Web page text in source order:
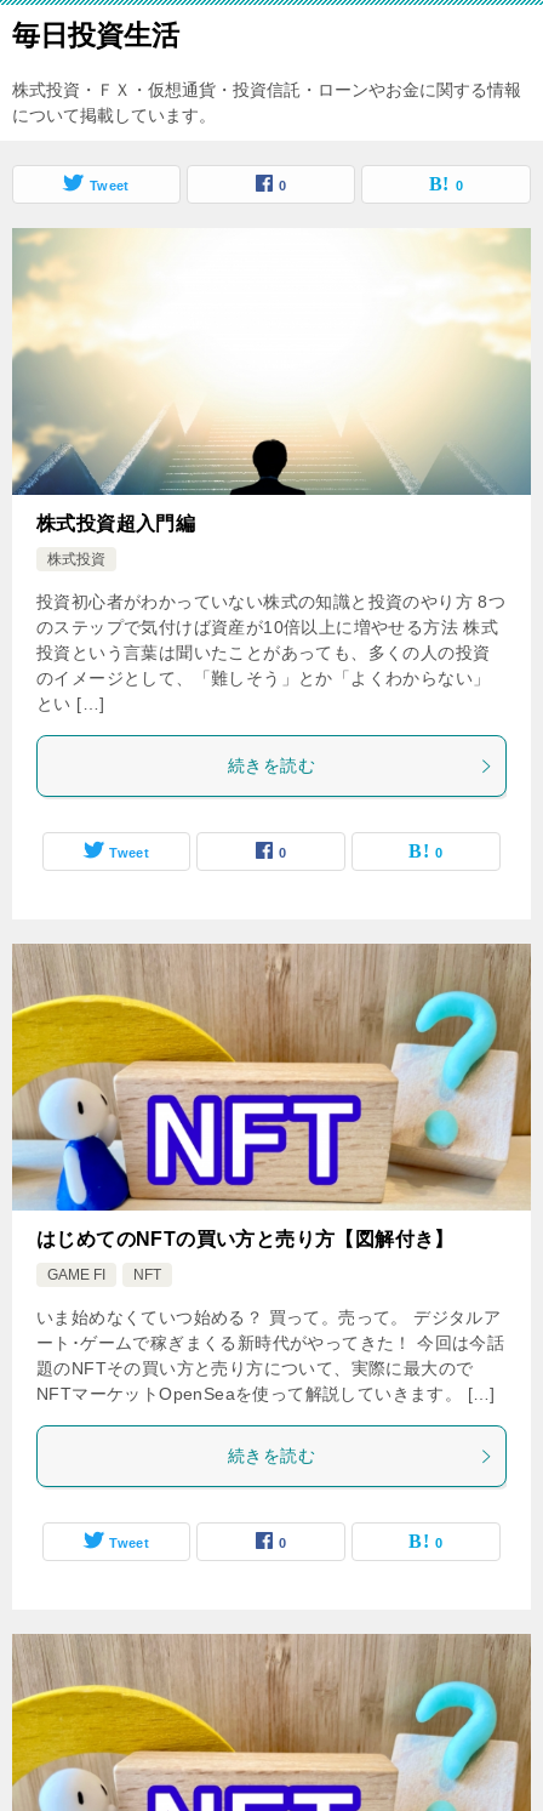
毎日投資生活
株式投資・ＦＸ・仮想通貨・投資信託・ローンやお金に関する情報
について掲載しています。
Tweet 0 0
株式投資超入門編
株式投資
投資初心者がわかっていない株式の知識と投資のやり方 8つ
のステップで気付けば資産が10倍以上に増やせる方法 株式
投資という言葉は聞いたことがあっても、多くの人の投資
のイメージとして、「難しそう」とか「よくわからない」
とい […]
続きを読む
Tweet 0 0
はじめてのNFTの買い方と売り方【図解付き】
GAME FI NFT
いま始めなくていつ始める？ 買って。売って。 デジタルア
ート･ゲームで稼ぎまくる新時代がやってきた！ 今回は今話
題のNFTその買い方と売り方について、実際に最大ので
NFTマーケットOpenSeaを使って解説していきます。 […]
続きを読む
Tweet 0 0